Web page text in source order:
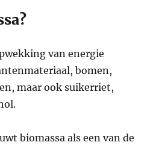
van energie
bomen,
maar ook suikerriet,
biomassa als een van de